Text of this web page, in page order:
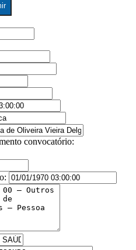
convocatório: